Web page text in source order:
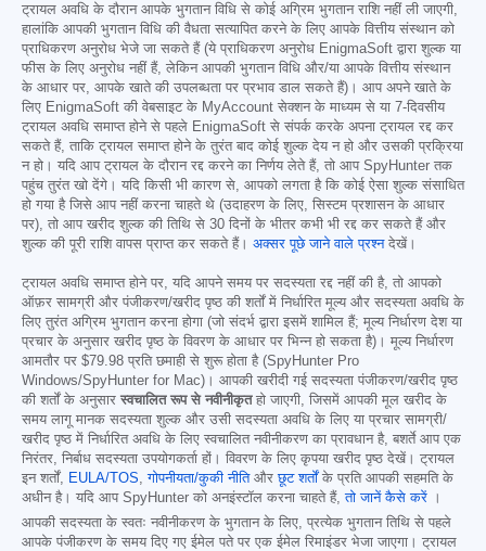
ट्रायल अवधि के दौरान आपके भुगतान विधि से कोई अग्रिम भुगतान राशि नहीं ली जाएगी,
हालांकि आपकी भुगतान विधि की वैधता सत्यापित करने के लिए आपके वित्तीय संस्थान को
प्राधिकरण अनुरोध भेजे जा सकते हैं (ये प्राधिकरण अनुरोध EnigmaSoft द्वारा शुल्क या
फीस के लिए अनुरोध नहीं हैं, लेकिन आपकी भुगतान विधि और/या आपके वित्तीय संस्थान
के आधार पर, आपके खाते की उपलब्धता पर प्रभाव डाल सकते हैं)। आप अपने खाते के
लिए EnigmaSoft की वेबसाइट के MyAccount सेक्शन के माध्यम से या 7-दिवसीय
ट्रायल अवधि समाप्त होने से पहले EnigmaSoft से संपर्क करके अपना ट्रायल रद्द कर
सकते हैं, ताकि ट्रायल समाप्त होने के तुरंत बाद कोई शुल्क देय न हो और उसकी प्रक्रिया
न हो। यदि आप ट्रायल के दौरान रद्द करने का निर्णय लेते हैं, तो आप SpyHunter तक
पहुंच तुरंत खो देंगे। यदि किसी भी कारण से, आपको लगता है कि कोई ऐसा शुल्क संसाधित
हो गया है जिसे आप नहीं करना चाहते थे (उदाहरण के लिए, सिस्टम प्रशासन के आधार
पर), तो आप खरीद शुल्क की तिथि से 30 दिनों के भीतर कभी भी रद्द कर सकते हैं और
शुल्क की पूरी राशि वापस प्राप्त कर सकते हैं। अक्सर पूछे जाने वाले प्रश्नदेखें।
ट्रायल अवधि समाप्त होने पर, यदि आपने समय पर सदस्यता रद्द नहीं की है, तो आपको
ऑफ़र सामग्री और पंजीकरण/खरीद पृष्ठ की शर्तों में निर्धारित मूल्य और सदस्यता अवधि के
लिए तुरंत अग्रिम भुगतान करना होगा (जो संदर्भ द्वारा इसमें शामिल हैं; मूल्य निर्धारण देश या
प्रचार के अनुसार खरीद पृष्ठ के विवरण के आधार पर भिन्न हो सकता है)। मूल्य निर्धारण
आमतौर पर $79.98 प्रति छमाही से शुरू होता है (SpyHunter Pro
Windows/SpyHunter for Mac)। आपकी खरीदी गई सदस्यता पंजीकरण/खरीद पृष्ठ
की शर्तों के अनुसार स्वचालित रूप से नवीनीकृतहो जाएगी, जिसमें आपकी मूल खरीद के
समय लागू मानक सदस्यता शुल्क और उसी सदस्यता अवधि के लिए या प्रचार सामग्री/
खरीद पृष्ठ में निर्धारित अवधि के लिए स्वचालित नवीनीकरण का प्रावधान है, बशर्ते आप एक
निरंतर, निर्बाध सदस्यता उपयोगकर्ता हों। विवरण के लिए कृपया खरीद पृष्ठ देखें। ट्रायल
इन शर्तों,
EULA/TOS ,गोपनीयता/कुकी नीतिऔरछूट शर्तोंके प्रति आपकी सहमति के
अधीन है। यदि आप SpyHunter को अनइंस्टॉल करना चाहते हैं,तो जानें कैसे करें ।
आपकी सदस्यता के स्वतः नवीनीकरण के भुगतान के लिए, प्रत्येक भुगतान तिथि से पहले
आपके पंजीकरण के समय दिए गए ईमेल पते पर एक ईमेल रिमाइंडर भेजा जाएगा। ट्रायल